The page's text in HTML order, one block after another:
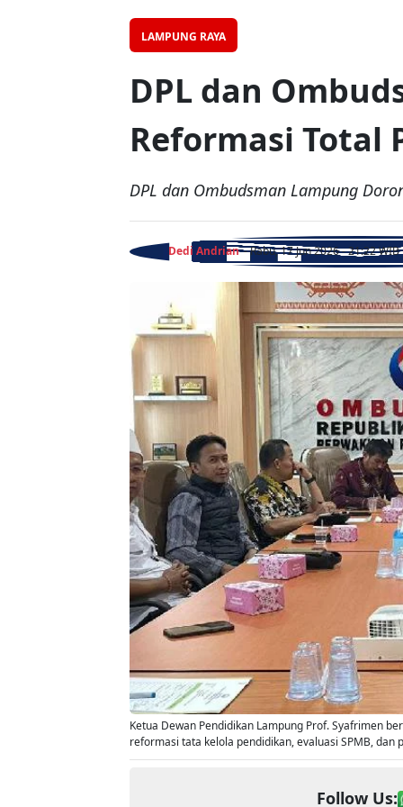
LAMPUNG RAYA
DPL dan
Reformasi Total
DPL dan Ombudsman Lampung
Dedi Andrian - Rabu, 17 Jun 2026 - 21:22 WIB
Ketua Dewan Pendidikan Lampung Prof. Syafrimen
reformasi tata kelola pendidikan, evaluasi SPMB,
Follow Us: